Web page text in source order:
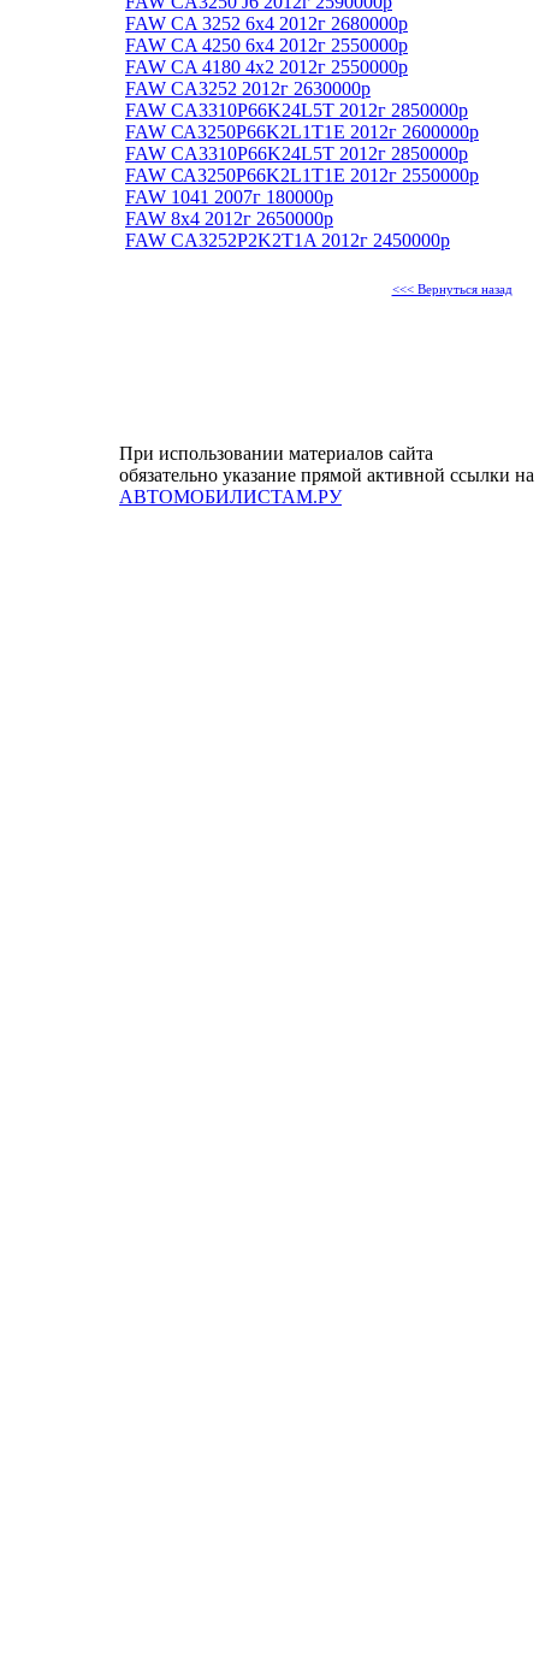
FAW CA 3252 6x4 2012г 2680000р
FAW CA 4250 6x4 2012г 2550000р
FAW CA 4180 4x2 2012г 2550000р
FAW CA3252 2012г 2630000р
FAW CA3310P66K24L5T 2012г 2850000р
FAW СА3250Р66K2L1T1E 2012г 2600000р
FAW CA3310P66K24L5T 2012г 2850000р
FAW СА3250Р66K2L1T1E 2012г 2550000р
FAW 1041 2007г 180000р
FAW 8x4 2012г 2650000р
FAW CA3252P2K2T1A 2012г 2450000р
<<< Вернуться назад
При использовании материалов сайта
обязательно указание прямой активной ссылки на
АВТОМОБИЛИСТАМ.РУ